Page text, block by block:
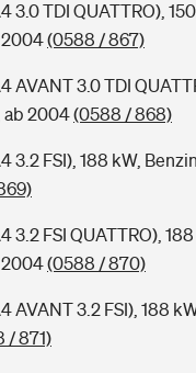
3.0 TDI QUATTRO),
2004(0588 / 867)
AVANT 3.0 TDI
ab 2004(0588 / 868)
3.2 FSI), 188 kW,
3.2 FSI QUATTRO), 188
2004(0588 / 870)
AVANT 3.2 FSI), 188
/ 871)